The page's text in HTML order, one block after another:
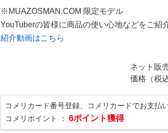
※MUAZOSMAN.COM 限定モデル
YouTuberの皆様に商品の使い心地などをご紹
紹介動画はこちら
ネット販
価格（税込
コメリカード番号登録、コメリカードでお支払
コメリポイント ： 6ポイント獲得